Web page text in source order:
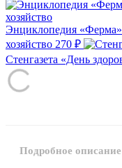
Энциклопедия
хозяйство 270 ₽
Стенгазета «День
Подробное описание